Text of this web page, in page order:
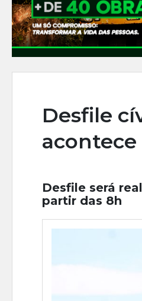
Desfile
Desfile será
partir das 8h